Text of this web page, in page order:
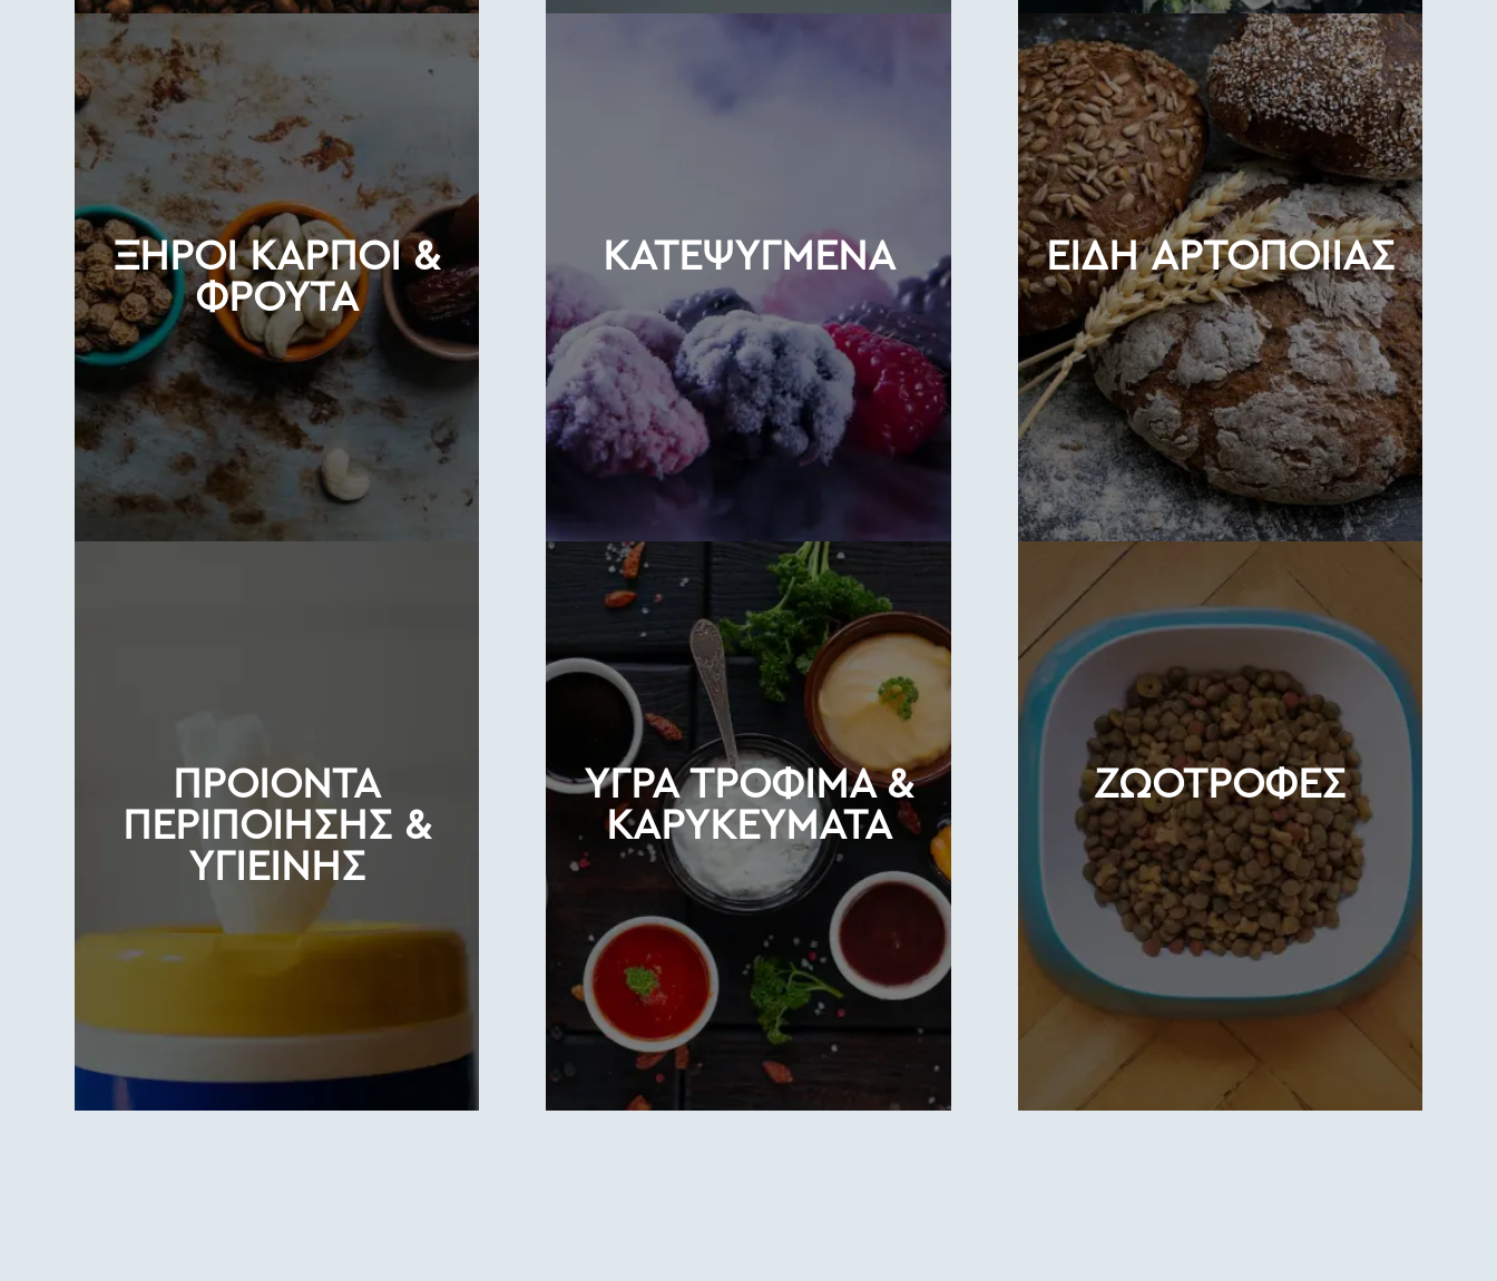
ΞΗΡΟΙ ΚΑΡΠΟΙ &
ΦΡΟΥΤΑ
ΚΑΤΕΨΥΓΜΕΝΑ ΕΙΔΗ ΑΡΤΟΠΟΙΙΑΣ
ΠΡΟΙΟΝΤΑ
ΠΕΡΙΠΟΙΗΣΗΣ &
ΥΓΙΕΙΝΗΣ
ΥΓΡΑ ΤΡΟΦΙΜΑ &
ΚΑΡΥΚΕΥΜΑΤΑ
ΖΩΟΤΡΟΦΕΣ